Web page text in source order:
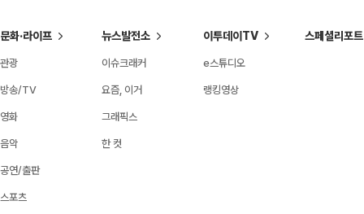
문화·라이프
관광
방송/TV
영화
음악
공연/출판
스포츠
뉴스발전소
이슈크래커
요즘, 이거
그래픽스
한 컷
이투데이TV
e스튜디오
랭킹영상
스페셜리포트